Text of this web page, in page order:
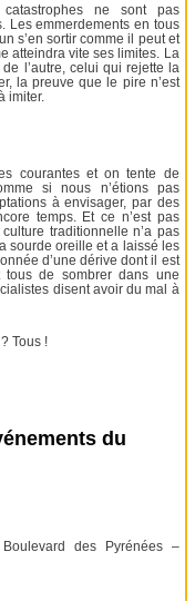
ne sont pas
Les emmerdements en tous
s’en sortir comme il peut et
atteindra vite ses limites. La
l’autre, celui qui rejette la
la preuve que le pire n’est
imiter.
courantes et on tente de
si nous n’étions pas
à envisager, par des
temps. Et ce n’est pas
traditionnelle n’a pas
sourde oreille et a laissé les
d’une dérive dont il est
tous de sombrer dans une
disent avoir du mal à
Tous !
du
des Pyrénées –